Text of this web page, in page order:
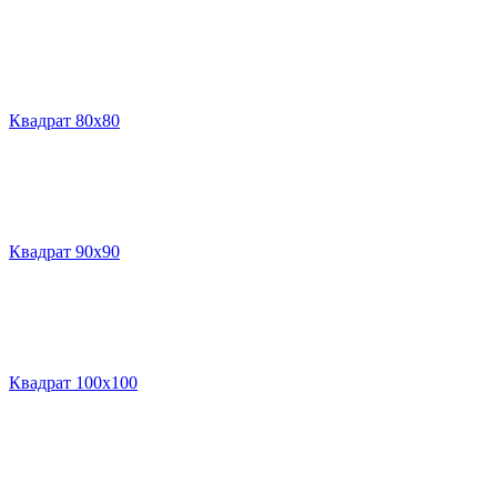
Квадрат 80х80
Квадрат 90х90
Квадрат 100х100